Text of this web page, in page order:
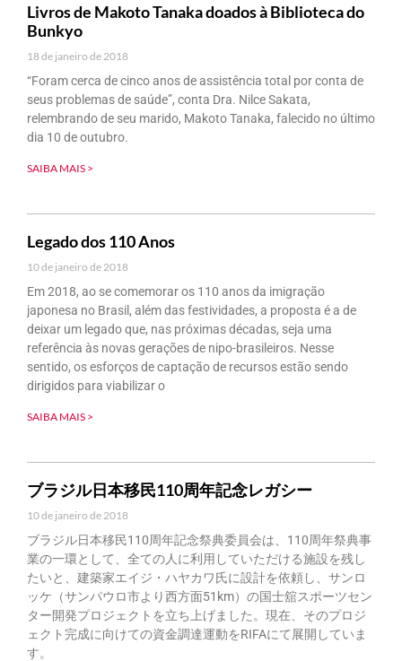
Livros de Makoto Tanaka doados à Biblioteca do
Bunkyo
18 de janeiro de 2018
“Foram cerca de cinco anos de assistência total por conta de
seus problemas de saúde”, conta Dra. Nilce Sakata,
relembrando de seu marido, Makoto Tanaka, falecido no último
dia 10 de outubro.
SAIBA MAIS >
Legado dos 110 Anos
10 de janeiro de 2018
Em 2018, ao se comemorar os 110 anos da imigração
japonesa no Brasil, além das festividades, a proposta é a de
deixar um legado que, nas próximas décadas, seja uma
referência às novas gerações de nipo-brasileiros. Nesse
sentido, os esforços de captação de recursos estão sendo
dirigidos para viabilizar o
SAIBA MAIS >
ブラジル日本移民110周年記念レガシー
10 de janeiro de 2018
ブラジル日本移民110周年記念祭典委員会は、110周年祭典事
業の一環として、全ての人に利用していただける施設を残し
たいと、建築家エイジ・ハヤカワ氏に設計を依頼し、サンロ
ッケ（サンパウロ市より西方面51km）の国士舘スポーツセン
ター開発プロジェクトを立ち上げました。現在、そのプロジ
ェクト完成に向けての資金調達運動をRIFAにて展開していま
す。